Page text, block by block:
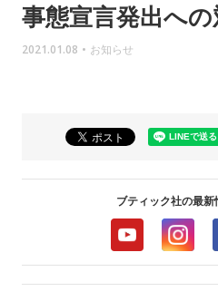
事態宣言発出へ
2021.01.08 • お知らせ
ブティック社の最新